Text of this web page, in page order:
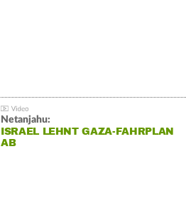
Netanjahu:
ISRAEL LEHNT GAZA-FAHRPLAN
AB